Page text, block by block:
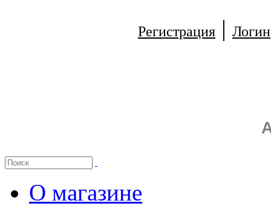
Регистрация | Логин
О магазине